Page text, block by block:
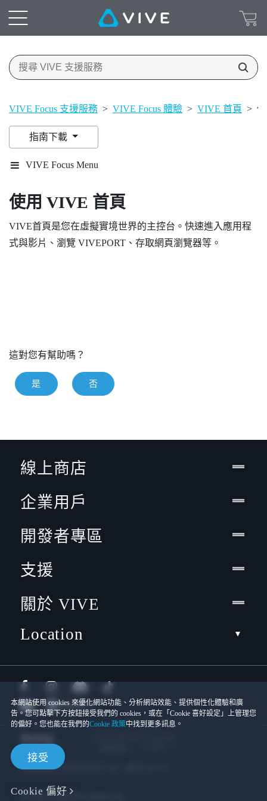
VIVE Focus 支援服務 > VIVE Focus 體驗 > VIVE 首頁 >
指南下載
VIVE Focus Menu
使用 VIVE 首頁
VIVE首頁是您在虛擬實境世界的主控台。快速進入應用程
式與影片、瀏覽 VIVEPORT 、存取網頁瀏覽器等。
這對您有幫助嗎？
是 否
本網站使用 cookies 來優化網站功能、分析網站效能、提供個性化體驗和廣
告。您可點擊下方按鈕接受我們的 cookies，或在「Cookie 喜好設定」上管理您
的偏好。您也能在我們的Cookie 政策中找到更多訊息。
接受
Cookie 偏好
線上商店
企業用戶
開發者專區
支援
關於 VIVE
Location
宏達國際電子股份有限公司 | 統一編號16003518
隱私聯絡:Global-Privacy@htc.com